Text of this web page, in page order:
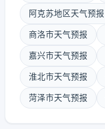
阿克苏地区天气预报
商洛市天气预报
嘉兴市天气预报
淮北市天气预报
菏泽市天气预报